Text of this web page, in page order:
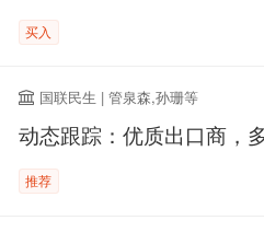
买入
国联民生 | 管泉森,孙珊等
动态跟踪：优质出口商，
推荐